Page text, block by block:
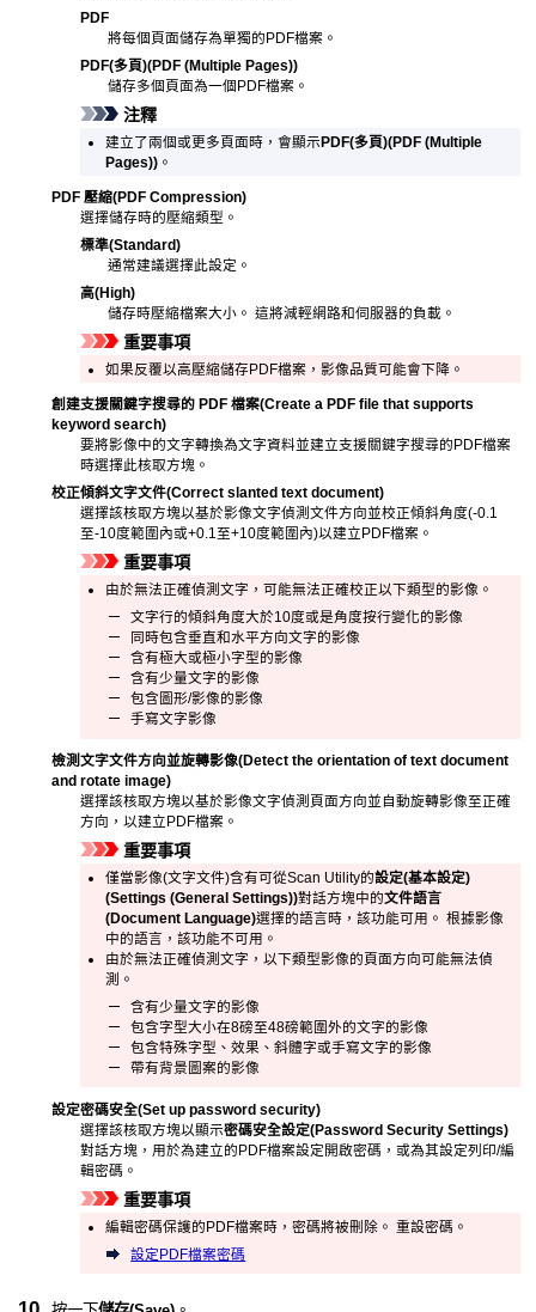
PDF
將每個頁面儲存為單獨的 PDF檔案。
PDF(多頁)(PDF (Multiple Pages))
儲存多個頁面為一個 PDF檔案。
注釋
建立了兩個或更多頁面時，會顯示PDF(多頁)(PDF (Multiple
Pages)) 。
PDF 壓縮(PDF Compression)
選擇儲存時的壓縮類型。
標準(Standard)
通常建議選擇此設定。
高(High)
儲存時壓縮檔案大小。 這將減輕網路和伺服器的負載。
重要事項
如果反覆以高壓縮儲存PDF檔案，影像品質可能會下降。
創建支援關鍵字搜尋的 PDF 檔案(Create a PDF file that supports
keyword search)
要將影像中的文字轉換為文字資料並建立支援關鍵字搜尋的 PDF檔案
時選擇此核取方塊。
校正傾斜文字文件(Correct slanted text document)
選擇該核取方塊以基於影像文字偵測文件方向並校正傾斜角度(-0.1
至-10度範圍內或+0.1至+10度範圍內)以建立 PDF檔案。
重要事項
由於無法正確偵測文字，可能無法正確校正以下類型的影像。
文字行的傾斜角度大於10度或是角度按行變化的影像
同時包含垂直和水平方向文字的影像
含有極大或極小字型的影像
含有少量文字的影像
包含圖形/影像的影像
手寫文字影像
檢測文字文件方向並旋轉影像(Detect the orientation of text document
and rotate image)
選擇該核取方塊以基於影像文字偵測頁面方向並自動旋轉影像至正確
方向，以建立PDF檔案。
重要事項
僅當影像(文字文件)含有可從Scan Utility的設定(基本設定)
(Settings (General Settings))對話方塊中的文件語言
(Document Language)選擇的語言時，該功能可用。 根據影像
中的語言，該功能不可用。
由於無法正確偵測文字，以下類型影像的頁面方向可能無法偵
測。
含有少量文字的影像
包含字型大小在8磅至48磅範圍外的文字的影像
包含特殊字型、效果、斜體字或手寫文字的影像
帶有背景圖案的影像
設定密碼安全(Set up password security)
選擇該核取方塊以顯示密碼安全設定(Password Security Settings)
對話方塊，用於為建立的PDF檔案設定開啟密碼，或為其設定列印/編
輯密碼。
重要事項
編輯密碼保護的PDF檔案時，密碼將被刪除。 重設密碼。
設定PDF檔案密碼